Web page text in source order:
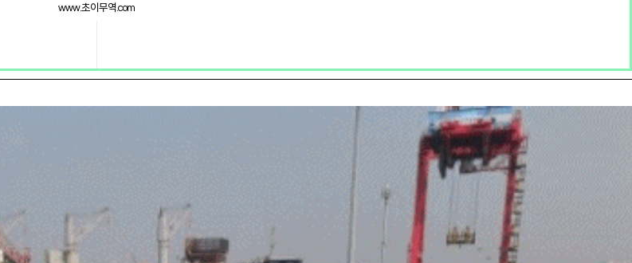
www.초이무역.com